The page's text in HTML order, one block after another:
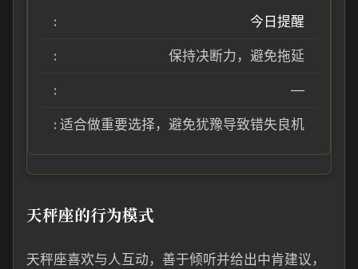
今日提醒
保持决断力，避免拖延
—
适合做重要选择，避免犹豫导致错失良机
天秤座的行为模式
天秤座喜欢与人互动，善于倾听并给出中肯建议，